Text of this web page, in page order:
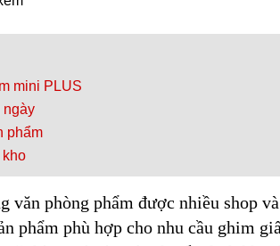
mini PLUS
ngày
phẩm
văn phòng phẩm được nhiều shop
phẩm phù hợp cho nhu cầu ghim